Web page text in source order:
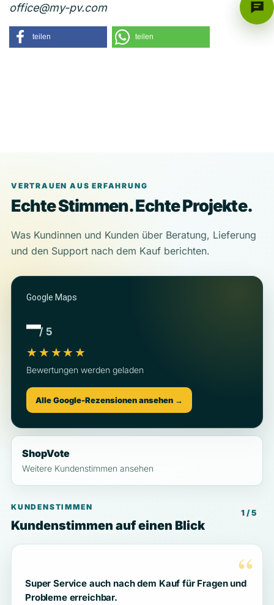
office@my-pv.com
teilen teilen
VERTRAUEN AUS ERFAHRUNG
Echte Stimmen. Echte Projekte.
Was Kundinnen und Kunden über Beratung, Lieferung
und den Support nach dem Kauf berichten.
Google Maps
–/ 5
★★★★★
Bewertungen werden geladen
Alle Google-Rezensionen ansehen →
ShopVote
Weitere Kundenstimmen ansehen
KUNDENSTIMMEN
Kundenstimmen auf einen Blick
1 / 5
“
Super Service auch nach dem Kauf für Fragen und
Probleme erreichbar.